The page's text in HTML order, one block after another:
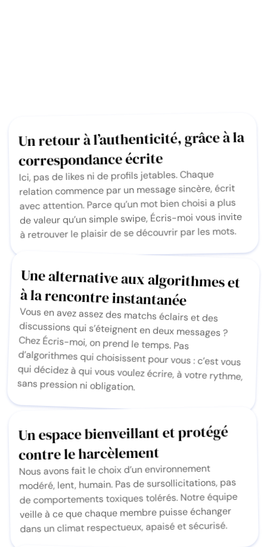
Un retour à l’authenticité, grâce à la
correspondance écrite
Ici, pas de likes ni de profils jetables. Chaque
relation commence par un message sincère, écrit
avec attention. Parce qu’un mot bien choisi a plus
de valeur qu’un simple swipe, Écris-moi vous invite
à retrouver le plaisir de se découvrir par les mots.
Une alternative aux algorithmes et
à la rencontre instantanée
Vous en avez assez des matchs éclairs et des
discussions qui s’éteignent en deux messages ?
Chez Écris-moi, on prend le temps. Pas
d’algorithmes qui choisissent pour vous : c’est vous
qui décidez à qui vous voulez écrire, à votre rythme,
sans pression ni obligation.
Un espace bienveillant et protégé
contre le harcèlement
Nous avons fait le choix d’un environnement
modéré, lent, humain. Pas de sursollicitations, pas
de comportements toxiques tolérés. Notre équipe
veille à ce que chaque membre puisse échanger
dans un climat respectueux, apaisé et sécurisé.